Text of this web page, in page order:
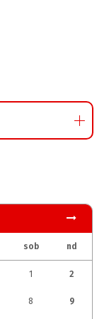
sob nd
1 2
8 9